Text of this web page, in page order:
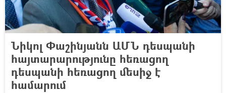
Նիկոլ Փաշինյանն ԱՄՆ դեսպանի
հայտարարությունը հեռացող
դեսպանի հեռացող մեսիջ է
համարում